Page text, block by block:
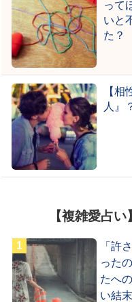
って
いと
た？
【
人』
【複雑愛占
「許
った
たへ
い結末